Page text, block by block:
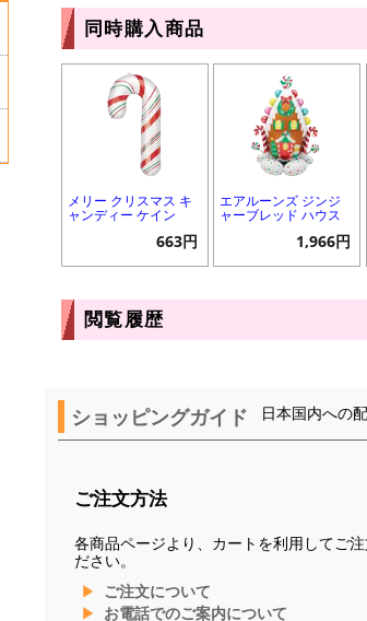
同時購入商品
メリー クリスマス キ
ャンディー ケイン
663円
エアルーンズ ジンジ
ャーブレッド ハウス
1,966円
閲覧履歴
ショッピングガイド 日本国内への
ご注文方法
各商品ページより、カートを利用してご注
ださい。
ご注文について
お電話でのご案内について